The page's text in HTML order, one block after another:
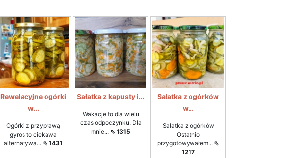
Rewelacyjne ogórki
w...
Ogórki z przyprawą
gyros to ciekawa
alternatywa... ⇖ 1431
Sałatka z kapusty i...
Wakacje to dla wielu
czas odpoczynku. Dla
mnie... ⇖ 1315
Sałatka z ogórków
w...
Sałatka z ogórków
Ostatnio
przygotowywałem... ⇖
1217